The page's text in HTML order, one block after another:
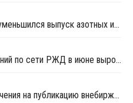
В России в первом полугодии уменьшился выпуск азотных и фосфорных удобрений
Перевозка экспортных удобрений по сети РЖД в июне выросла на 11,2%
ФАС предложила снять ограничения на публикацию внебиржевых индексов на удобрения